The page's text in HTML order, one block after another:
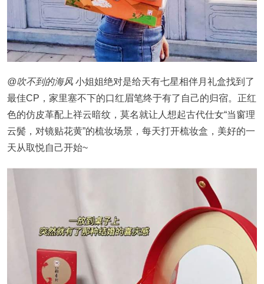
@吹不到的海风 小姐姐绝对是给天有七星相伴月礼盒找到了
最佳CP，家里塞不下的口红眉笔终于有了自己的归宿。正红
色的仿皮革配上祥云暗纹，莫名就让人想起古代仕女“当窗理
云鬓，对镜贴花黄”的梳妆场景，每天打开梳妆盒，美好的一
天从取悦自己开始~